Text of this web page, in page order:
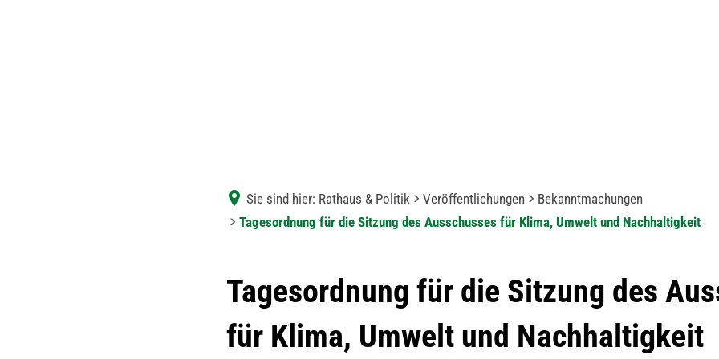
Sie sind hier: Rathaus & Politik Veröffentlichungen
Bekanntmachungen
Tagesordnung für die Sitzung des Ausschusses für Klima, Umwelt und Nachhaltigkeit
Tagesordnung für die Sitzung des
für Klima, Umwelt und Nachhaltigkeit